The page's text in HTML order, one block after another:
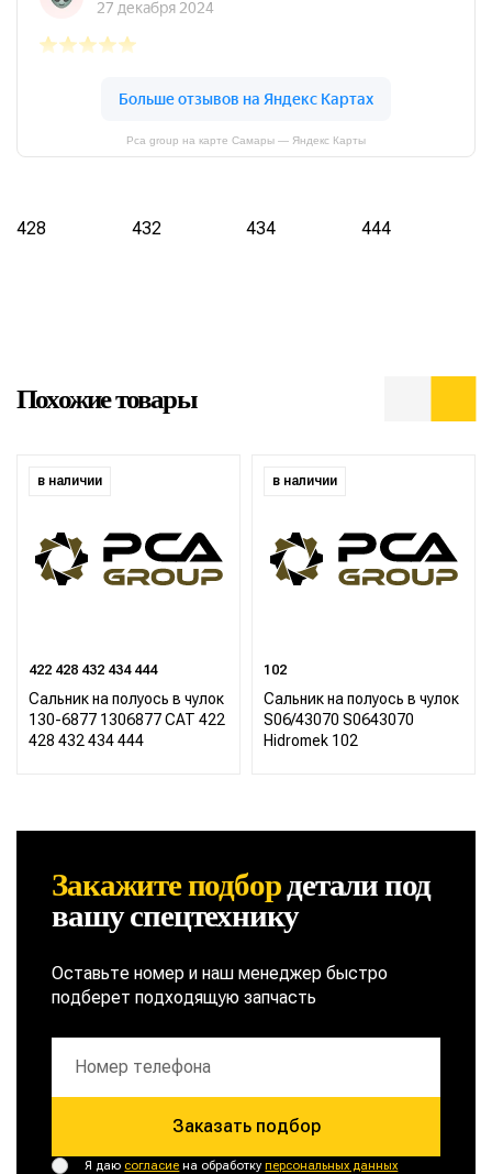
Pca group на карте Самары — Яндекс Карты
428 432 434 444
Похожие товары
в наличии
422 428 432 434 444
Сальник на полуось в чулок
130-6877 1306877 CAT 422
428 432 434 444
в наличии
102
Сальник на полуось в чулок
S06/43070 S0643070
Hidromek 102
Закажите подбордеталипод
вашу спецтехнику
Оставьте номер и наш менеджер быстро
подберет подходящую запчасть
Заказать подбор
Я даю согласие на обработкуперсональных данных